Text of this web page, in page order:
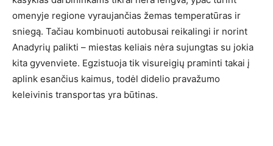
omenyje regione vyraujančias žemas temperatūras ir
sniegą. Tačiau kombinuoti autobusai reikalingi ir norint
Anadyrių palikti – miestas keliais nėra sujungtas su jokia
kita gyvenviete. Egzistuoja tik visureigių praminti takai į
aplink esančius kaimus, todėl didelio pravažumo
keleivinis transportas yra būtinas.